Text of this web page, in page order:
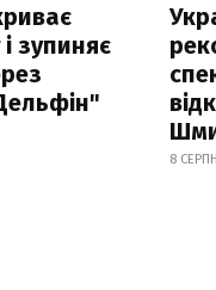
зупиняє
8